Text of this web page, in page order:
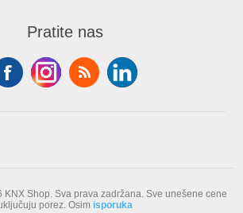
Pratite nas
Shop. Sva prava zadržana. Sve unešene cene
porez. Osim isporuka